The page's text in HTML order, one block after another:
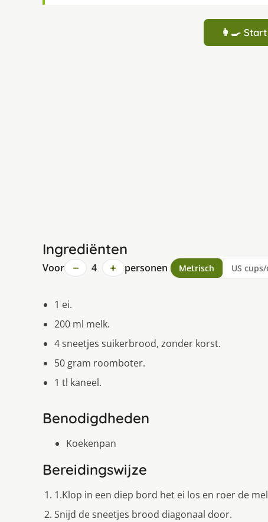
👩‍🍳
Ingrediënten
Voor − 4 + personen Metrisch US
1 ei.
200 ml melk.
4 sneetjes suikerbrood, zonder korst.
50 gram roomboter.
1 tl kaneel.
Benodigdheden
Koekenpan
Bereidingswijze
1.Klop in een diep bord het ei los en roer de
Snijd de sneetjes brood diagonaal door.